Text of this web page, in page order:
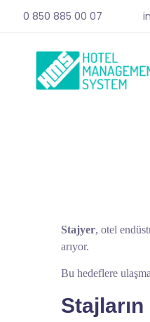
0 850 885 00 07
Stajyer, otel
arıyor.
Bu hedeflere